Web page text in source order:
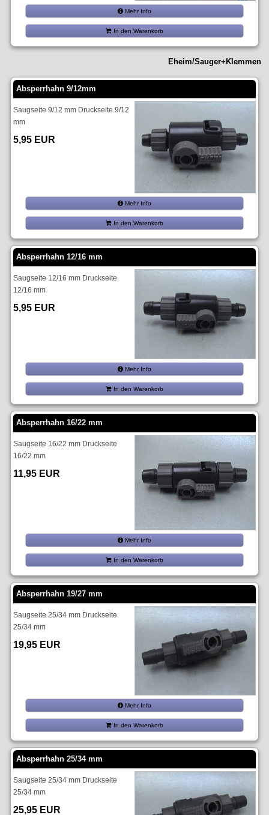
Mehr Info
In den Warenkorb
Eheim/Sauger+Klemmen
Absperrhahn 9/12mm
Saugseite 9/12 mm Druckseite 9/12
mm
5,95 EUR
Mehr Info
In den Warenkorb
Absperrhahn 12/16 mm
Saugseite 12/16 mm Druckseite
12/16 mm
5,95 EUR
Mehr Info
In den Warenkorb
Absperrhahn 16/22 mm
Saugseite 16/22 mm Druckseite
16/22 mm
11,95 EUR
Mehr Info
In den Warenkorb
Absperrhahn 19/27 mm
Saugseite 25/34 mm Druckseite
25/34 mm
19,95 EUR
Mehr Info
In den Warenkorb
Absperrhahn 25/34 mm
Saugseite 25/34 mm Druckseite
25/34 mm
25,95 EUR